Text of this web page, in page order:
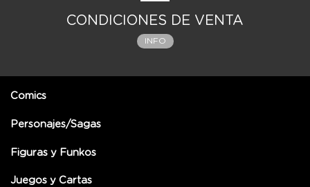
CONDICIONES DE VENTA
INFO
Comics
Personajes/Sagas
Figuras y Funkos
Juegos y Cartas